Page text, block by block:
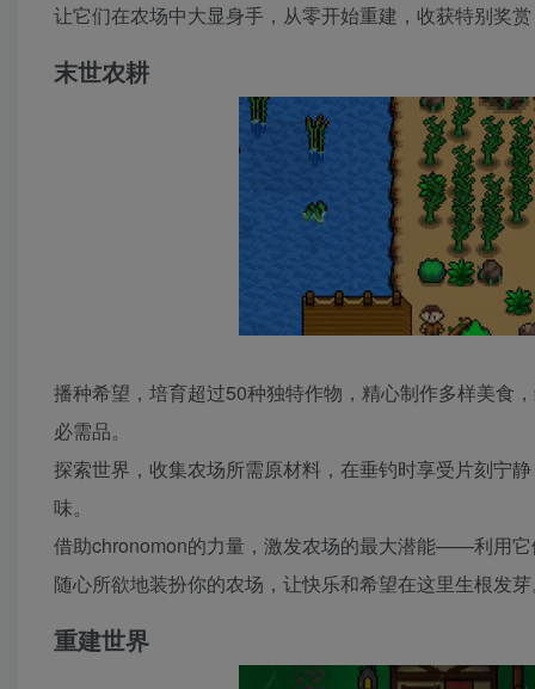
让它们在农场中大显身手，从零开始重建，收获特别奖
末世农耕
播种希望，培育超过50种独特作物，精心制作多样美食
必需品。
探索世界，收集农场所需原材料，在垂钓时享受片刻宁
味。
借助chronomon的力量，激发农场的最大潜能——利用
随心所欲地装扮你的农场，让快乐和希望在这里生根发
重建世界